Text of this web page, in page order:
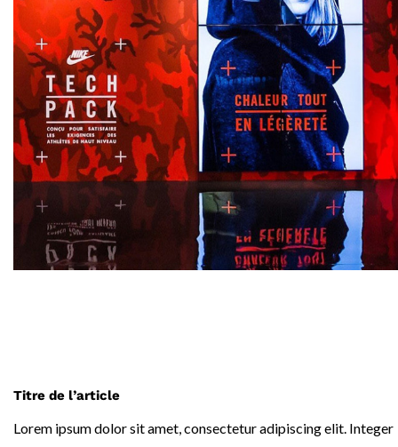
Titre de l’article
Lorem ipsum dolor sit amet, consectetur adipiscing elit. Integer